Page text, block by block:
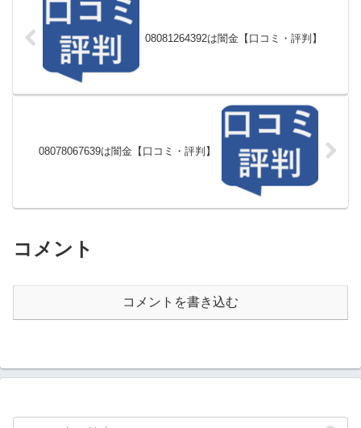
08081264392は闇金【口コミ・評判】
08078067639は闇金【口コミ・評判】
コメント
コメントを書き込む